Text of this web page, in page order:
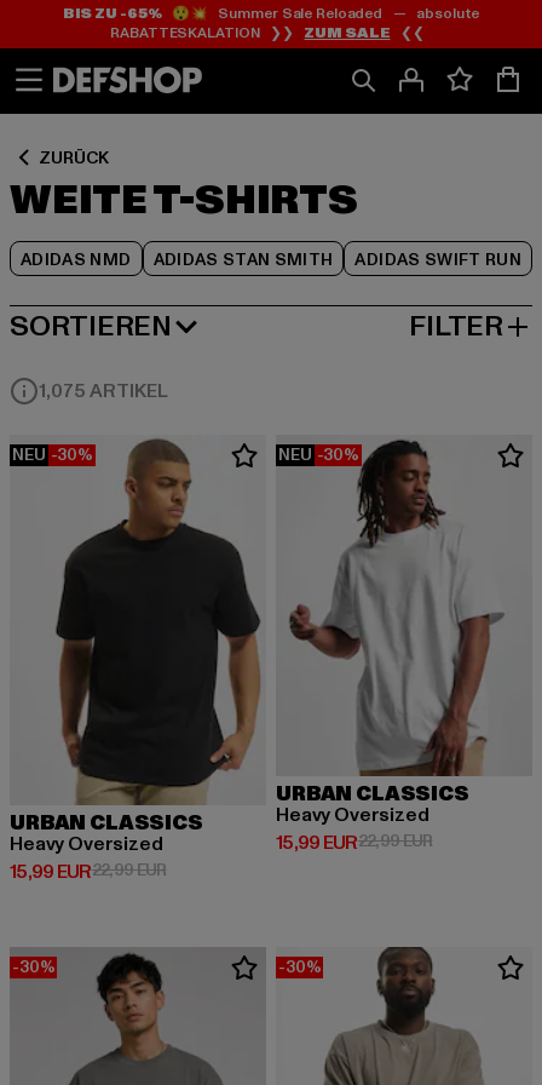
Zum
Inhalt
springen
Zum
Fußzeile
springen
BIS ZU -65%😲💥 Summer Sale Reloaded — absolute
RABATTESKALATION ❯❯ ZUM SALE ❮❮
ZURÜCK
WEITE T-SHIRTS
ADIDAS NMD ADIDAS STAN SMITH ADIDAS SWIFT RUN
Zum
Produktraster
springen
SORTIEREN
BELIEBTESTE FILTER
1,075 ARTIKEL
NEU -30%
URBAN CLASSICS
Heavy Oversized
15,99 EUR
Derzeitiger Preis: 15,99 EUR
22,99 EURAktionspreis: 22,99 EUR
NEU -30%
URBAN CLASSICS
Heavy Oversized
15,99 EUR
Derzeitiger Preis: 15,99 EUR
22,99 EURAktionspreis:
-30% -30%